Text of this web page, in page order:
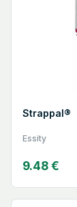
Strappal®
Essity
9.48 €